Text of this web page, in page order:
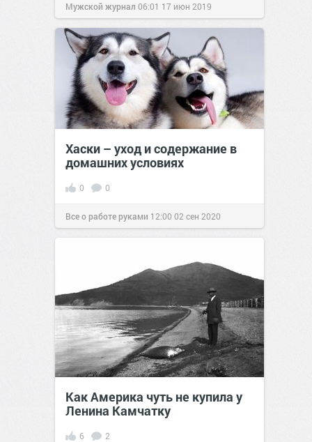
Мужской журнал 06:01 17 июн 2019
Хаски – уход и содержание в
домашних условиях
0 0
Все о работе руками 12:00 02 сен 2020
Как Америка чуть не купила у
Ленина Камчатку
6 2